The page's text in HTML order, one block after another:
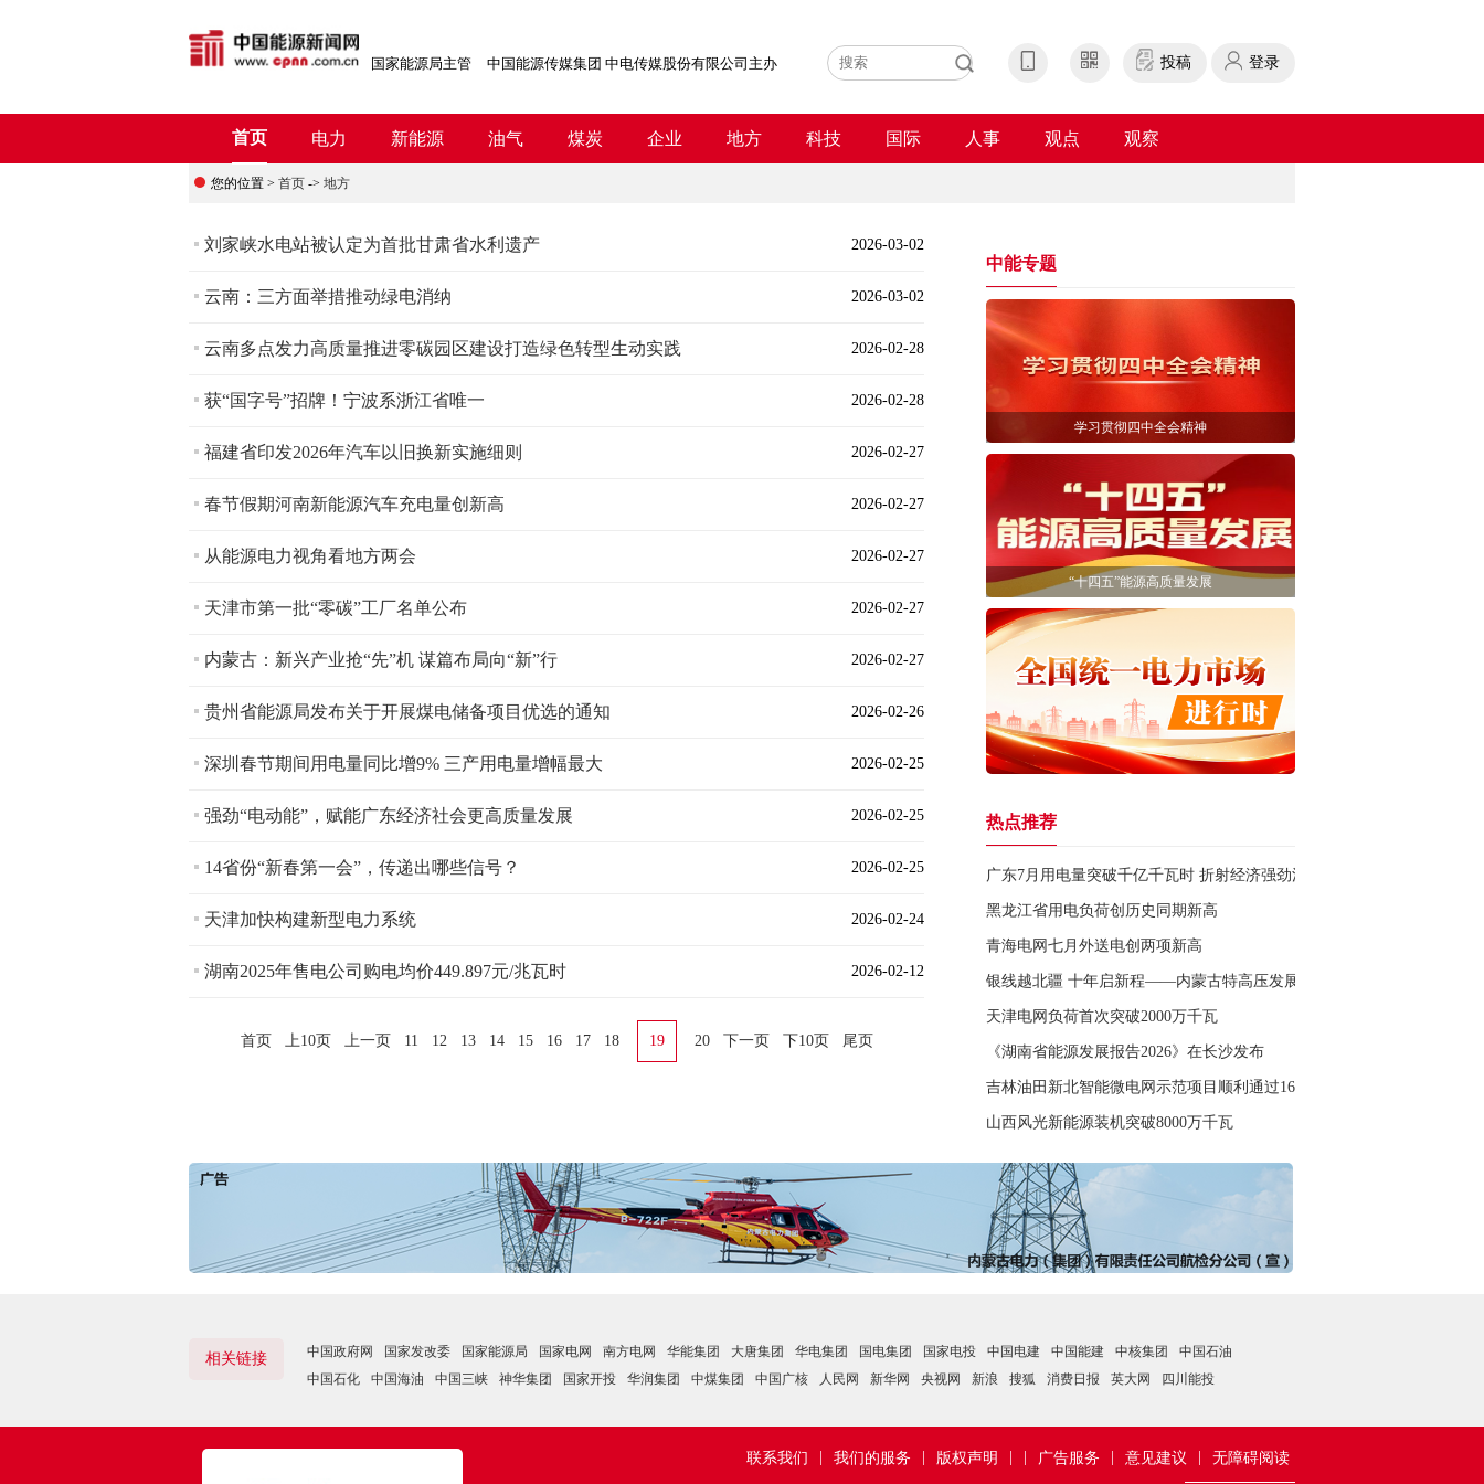
国家能源局主管 中国能源传媒集团 中电传媒股份有限公司主办 投稿 登录
首页 电力 新能源 油气 煤炭 企业 地方 科技 国际 人事 观点 观察
您的位置 > 首页 -> 地方
刘家峡水电站被认定为首批甘肃省水利遗产 2026-03-02
云南：三方面举措推动绿电消纳 2026-03-02
云南多点发力高质量推进零碳园区建设打造绿色转型生动实践 2026-02-28
获“国字号”招牌！宁波系浙江省唯一 2026-02-28
福建省印发2026年汽车以旧换新实施细则 2026-02-27
春节假期河南新能源汽车充电量创新高 2026-02-27
从能源电力视角看地方两会 2026-02-27
天津市第一批“零碳”工厂名单公布 2026-02-27
内蒙古：新兴产业抢“先”机 谋篇布局向“新”行 2026-02-27
贵州省能源局发布关于开展煤电储备项目优选的通知 2026-02-26
深圳春节期间用电量同比增9% 三产用电量增幅最大 2026-02-25
强劲“电动能”，赋能广东经济社会更高质量发展 2026-02-25
14省份“新春第一会”，传递出哪些信号？ 2026-02-25
天津加快构建新型电力系统 2026-02-24
湖南2025年售电公司购电均价449.897元/兆瓦时 2026-02-12
首页 上10页 上一页 11 12 13 14 15 16 17 18 19 20 下一页 下10页 尾页
中能专题
学习贯彻四中全会精神
“十四五”能源高质量发展
热点推荐
广东7月用电量突破千亿千瓦时 折射经济强劲活力
黑龙江省用电负荷创历史同期新高
青海电网七月外送电创两项新高
银线越北疆 十年启新程——内蒙古特高压发展纪实
天津电网负荷首次突破2000万千瓦
《湖南省能源发展报告2026》在长沙发布
吉林油田新北智能微电网示范项目顺利通过168小时离网测试
山西风光新能源装机突破8000万千瓦
相关链接 中国政府网 国家发改委 国家能源局 国家电网 南方电网 华能集团 大唐集团 华电集团 国电集团 国家电投 中国电建 中国能建 中核集团
中国石油
中国石化
中国海油 中国三峡 神华集团 国家开投 华润集团 中煤集团 中国广核 人民网 新华网 央视网 新浪 搜狐 消费日报 英大网 四川能投
无障碍阅读
意见建议
广告服务
版权声明
我们的服务
联系我们